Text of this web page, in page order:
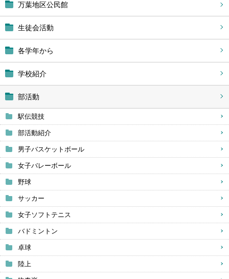
万葉地区公民館
生徒会活動
各学年から
学校紹介
部活動
駅伝競技
部活動紹介
男子バスケットボール
女子バレーボール
野球
サッカー
女子ソフトテニス
バドミントン
卓球
陸上